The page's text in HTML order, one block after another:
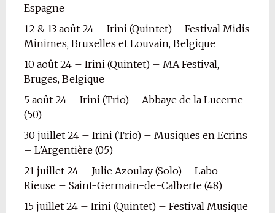
Espagne
12 & 13 août 24 – Irini (Quintet) – Festival Midis
Minimes, Bruxelles et Louvain, Belgique
10 août 24 – Irini (Quintet) – MA Festival,
Bruges, Belgique
5 août 24 – Irini (Trio) – Abbaye de la Lucerne
(50)
30 juillet 24 – Irini (Trio) – Musiques en Ecrins
– L’Argentière (05)
21 juillet 24 – Julie Azoulay (Solo) – Labo
Rieuse – Saint-Germain-de-Calberte (48)
15 juillet 24 – Irini (Quintet) – Festival Musique